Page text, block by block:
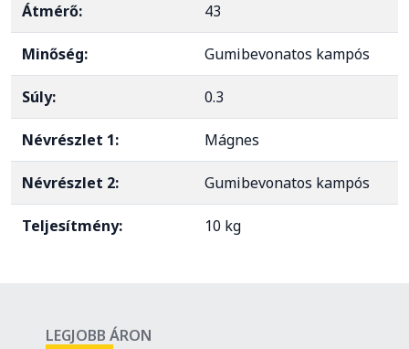
Átmérő: 43
Minőség: Gumibevonatos kampós
Súly: 0.3
Névrészlet 1: Mágnes
Névrészlet 2: Gumibevonatos kampós
Teljesítmény: 10 kg
LEGJOBB ÁRON